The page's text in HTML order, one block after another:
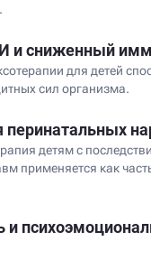
и сниженный
для детей
сил организма.
перинатальных
детям с
применяется как
и